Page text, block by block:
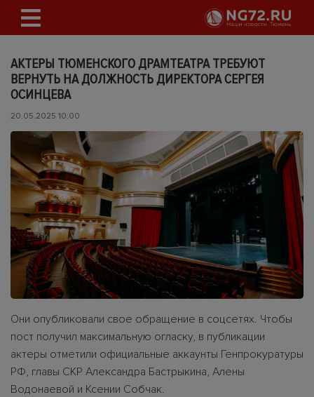
АКТЕРЫ ТЮМЕНСКОГО ДРАМТЕАТРА ТРЕБУЮТ
ВЕРНУТЬ НА ДОЛЖНОСТЬ ДИРЕКТОРА СЕРГЕЯ
ОСИНЦЕВА
20.05.2025 10:00
Они опубликовали свое обращение в соцсетях. Чтобы
пост получил максимальную огласку, в публикации
актеры отметили официальные аккаунты Генпрокуратуры
РФ, главы СКР Александра Бастрыкина, Алены
Водонаевой и Ксении Собчак.